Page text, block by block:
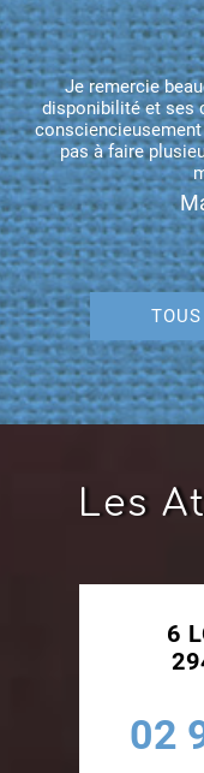
Je remercie
disponibilité et ses
pas à faire
Les
6
02